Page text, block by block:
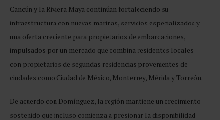
Cancún y la Riviera Maya continúan fortaleciendo su
infraestructura con nuevas marinas, servicios especializados y
una oferta creciente para propietarios de embarcaciones,
impulsados por un mercado que combina residentes locales
con propietarios de segundas residencias provenientes de
ciudades como Ciudad de México, Monterrey, Mérida y Torreón.
De acuerdo con Domínguez, la región mantiene un crecimiento
sostenido que incluso comienza a presionar la disponibilidad